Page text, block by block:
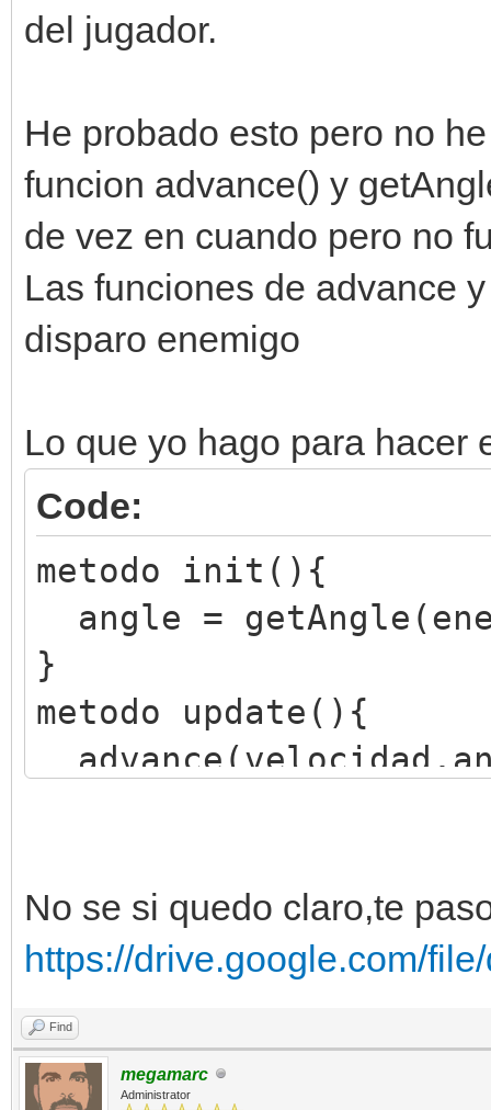
del jugador.
He probado esto pero no
funcion advance() y
de vez en cuando pero no
Las funciones de advance
disparo enemigo
Lo que yo hago para hacer
Code:
metodo init(){
angle =
}
metodo update(){
No se si quedo claro,te
https://drive.google.com/
Find
megamarc
Administrator